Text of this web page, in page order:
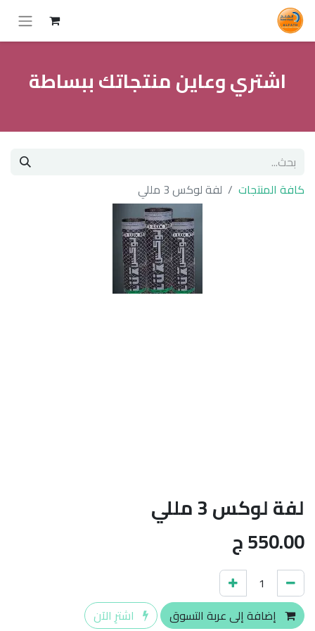
اشتري وعاين منتجاتك ببساطة
كافة المنتجات لفة لوكس 3 مللي
لفة لوكس 3 مللي
550.00ج
إضافة إلى عربة التسوق اشترِ الآن